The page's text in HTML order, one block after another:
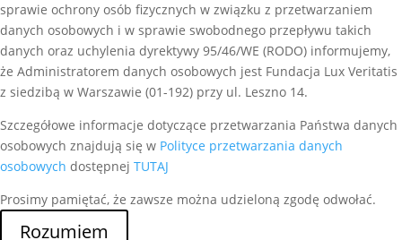
sprawie ochrony osób fizycznych w związku z przetwarzaniem
danych osobowych i w sprawie swobodnego przepływu takich
danych oraz uchylenia dyrektywy 95/46/WE (RODO) informujemy,
że Administratorem danych osobowych jest Fundacja Lux Veritatis
z siedzibą w Warszawie (01-192) przy ul. Leszno 14.
Szczegółowe informacje dotyczące przetwarzania Państwa danych
osobowych znajdują się w Polityce przetwarzania danych
osobowych dostępnej TUTAJ
Prosimy pamiętać, że zawsze można udzieloną zgodę odwołać.
Rozumiem